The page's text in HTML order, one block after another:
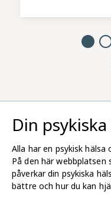
förbereda oss
efter nya
antingen för att
för att man
Din psykiska
Alla har en psykisk
På den här webbplatsen
påverkar din psykiska
bättre och hur du kan